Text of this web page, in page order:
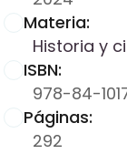
Materia:
Historia y
ISBN:
978-84-
Páginas:
292